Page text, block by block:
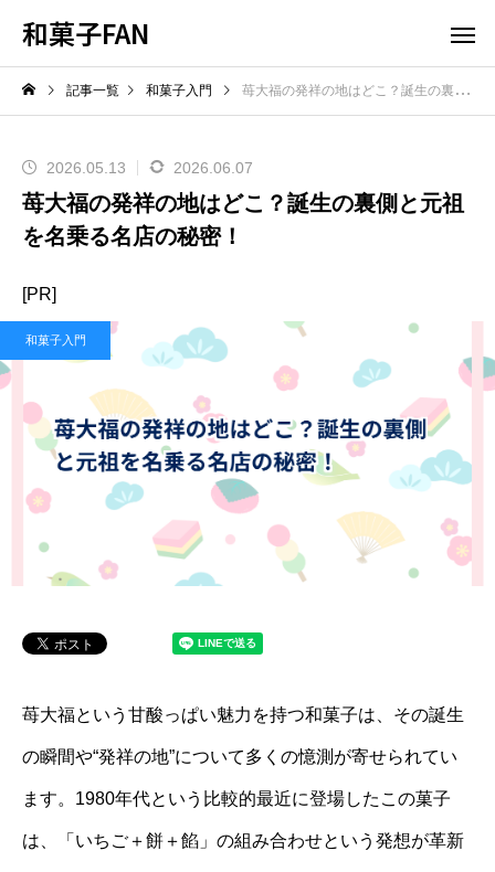
和菓子FAN
記事一覧 和菓子入門 苺大福の発祥の地はどこ？誕生の裏側と元祖を名乗る名店の秘密！
2026.05.13 2026.06.07
苺大福の発祥の地はどこ？誕生の裏側と元祖
を名乗る名店の秘密！
[PR]
和菓子入門
苺大福という甘酸っぱい魅力を持つ和菓子は、その誕生
の瞬間や“発祥の地”について多くの憶測が寄せられてい
ます。1980年代という比較的最近に登場したこの菓子
は、「いちご＋餅＋餡」の組み合わせという発想が革新